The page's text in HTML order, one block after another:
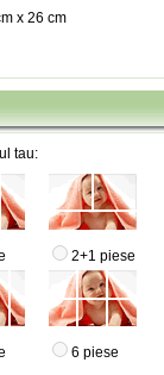
x 26 cm
tau:
2+1 piese
6 piese